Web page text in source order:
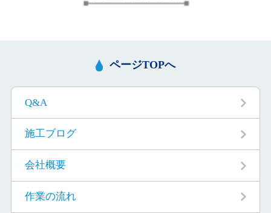
ページTOPへ
Q&A
施工ブログ
会社概要
作業の流れ